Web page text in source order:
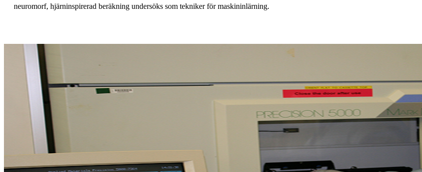
neuromorf, hjärninspirerad beräkning undersöks som tekniker för maskininlärning.